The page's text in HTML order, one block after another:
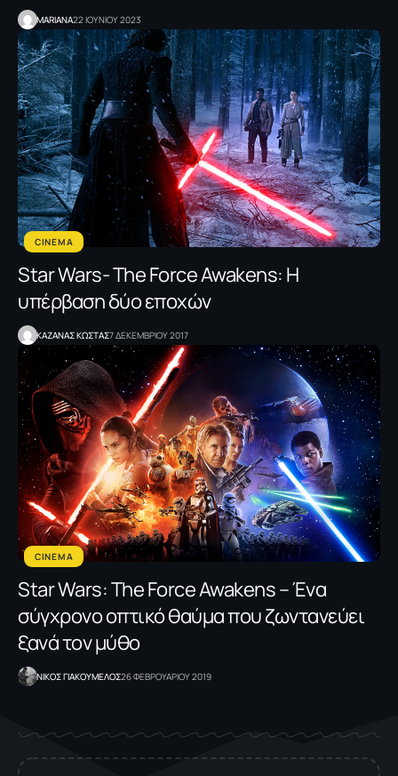
MARIANA22 ΙΟΥΝΙΟΥ 2023
CINEMA
Star Wars- The Force Awakens: Η
υπέρβαση δύο εποχών
ΚΑΖΑΝΑΣ KΩΣΤΑΣ7 ΔΕΚΕΜΒΡΙΟΥ 2017
CINEMA
Star Wars: Τhe Force Awakens – Ένα
σύγχρονο οπτικό θαύμα που ζωντανεύει
ξανά τον μύθο
NΙΚΟΣ ΓΙΑΚΟΥΜΕΛΟΣ26 ΦΕΒΡΟΥΑΡΙΟΥ 2019